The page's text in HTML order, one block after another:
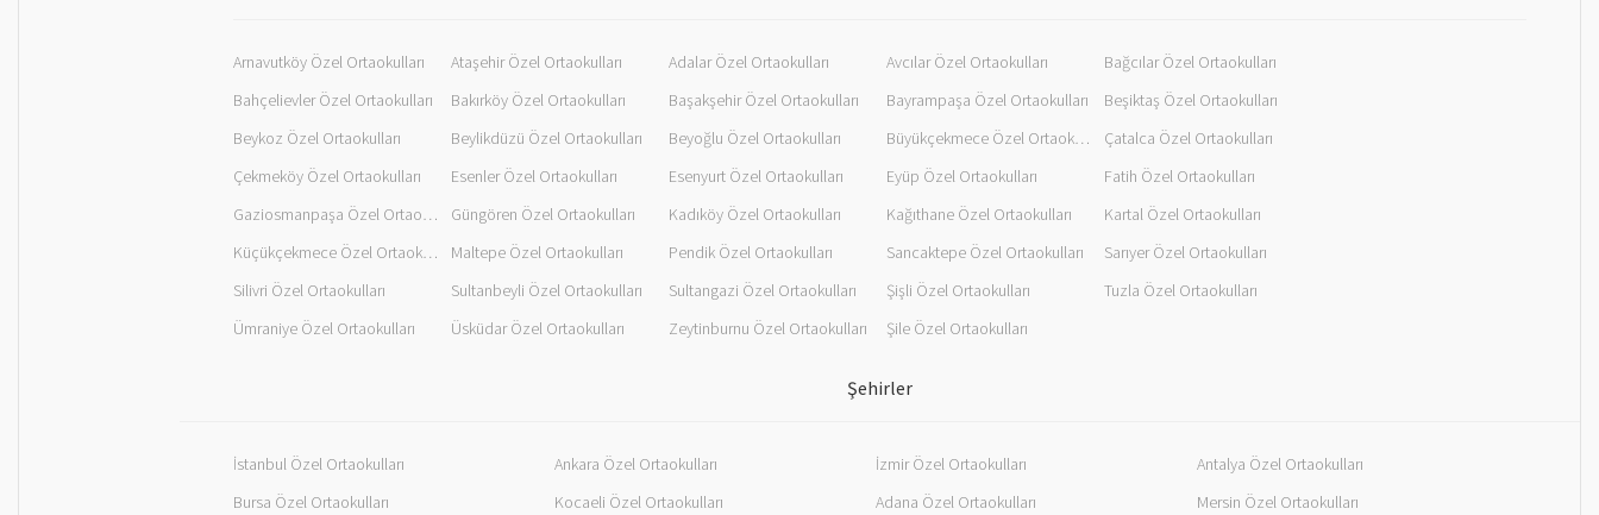
Arnavutköy Özel Ortaokulları Ataşehir Özel Ortaokulları Adalar Özel Ortaokulları Avcılar Özel Ortaokulları
Bağcılar Özel Ortaokulları
Bahçelievler Özel Ortaokulları
Bakırköy Özel Ortaokulları Başakşehir Özel Ortaokulları Bayrampaşa Özel Ortaokulları
Beşiktaş Özel Ortaokulları
Beykoz Özel Ortaokulları
Beylikdüzü Özel Ortaokulları Beyoğlu Özel Ortaokulları Büyükçekmece Özel Ortaokulları
Çatalca Özel Ortaokulları
Çekmeköy Özel Ortaokulları
Esenler Özel Ortaokulları Esenyurt Özel Ortaokulları Eyüp Özel Ortaokulları
Fatih Özel Ortaokulları
Gaziosmanpaşa Özel Ortaokulları
Güngören Özel Ortaokulları Kadıköy Özel Ortaokulları Kağıthane Özel Ortaokulları
Kartal Özel Ortaokulları
Küçükçekmece Özel Ortaokulları
Maltepe Özel Ortaokulları Pendik Özel Ortaokulları Sancaktepe Özel Ortaokulları
Sarıyer Özel Ortaokulları
Silivri Özel Ortaokulları
Sultanbeyli Özel Ortaokulları Sultangazi Özel Ortaokulları Şişli Özel Ortaokulları
Tuzla Özel Ortaokulları
Ümraniye Özel Ortaokulları
Üsküdar Özel Ortaokulları Zeytinburnu Özel Ortaokulları Şile Özel Ortaokulları
Şehirler
İstanbul Özel Ortaokulları Ankara Özel Ortaokulları İzmir Özel Ortaokulları
Antalya Özel Ortaokulları
Bursa Özel Ortaokulları
Kocaeli Özel Ortaokulları Adana Özel Ortaokulları Mersin Özel Ortaokulları